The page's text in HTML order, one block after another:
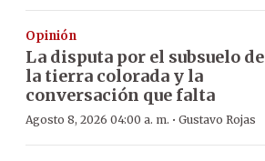
Opinión
La disputa por el subsuelo de
la tierra colorada y la
conversación que falta
Agosto 8, 2026 04:00 a. m. · Gustavo Rojas